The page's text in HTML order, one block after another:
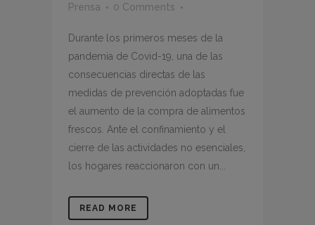
Prensa
0 Comments
Durante los primeros meses de la
pandemia de Covid-19, una de las
consecuencias directas de las
medidas de prevención adoptadas fue
el aumento de la compra de alimentos
frescos. Ante el confinamiento y el
cierre de las actividades no esenciales,
los hogares reaccionaron con un...
READ MORE